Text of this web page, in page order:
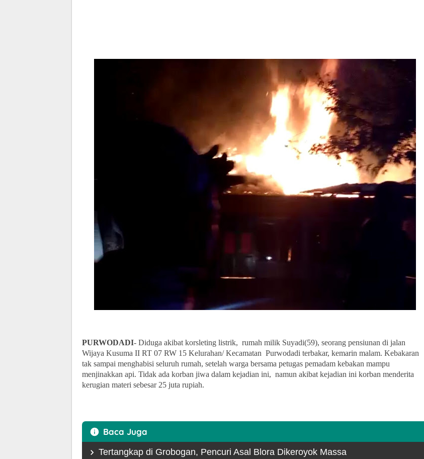
PURWODADI- Diduga akibat korsleting listrik, rumah milik Suyadi(59), seorang pensiunan di jalan
Wijaya Kusuma II RT 07 RW 15 Kelurahan/ Kecamatan Purwodadi terbakar, kemarin malam. Kebakaran
tak sampai menghabisi seluruh rumah, setelah warga bersama petugas pemadam kebakan mampu
menjinakkan api. Tidak ada korban jiwa dalam kejadian ini, namun akibat kejadian ini korban menderita
kerugian materi sebesar 25 juta rupiah.
Baca Juga
Tertangkap di Grobogan, Pencuri Asal Blora Dikeroyok Massa